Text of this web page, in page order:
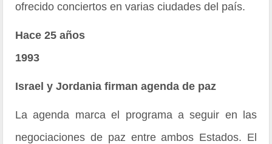
ofrecido conciertos en varias ciudades del país.
Hace 25 años
1993
Israel y Jordania firman agenda de paz
La agenda marca el programa a seguir en las
negociaciones de paz entre ambos Estados. El